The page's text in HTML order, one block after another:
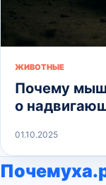
ЖИВОТНЫЕ
Почему
о
01.10.2025